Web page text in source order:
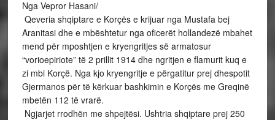
Nga Vepror Hasani/
Qeveria shqiptare e Korçës e krijuar nga Mustafa bej
Aranitasi dhe e mbështetur nga oficerët hollandezë mbahet
mend për mposhtjen e kryengritjes së armatosur
“vorioepiriote” të 2 prillit 1914 dhe ngritjen e flamurit kuq e
zi mbi Korçë. Nga kjo kryengritje e përgatitur prej dhespotit
Gjermanos për të kërkuar bashkimin e Korçës me Greqinë
mbetën 112 të vrarë.
Ngjarjet rrodhën me shpejtësi. Ushtria shqiptare prej 250